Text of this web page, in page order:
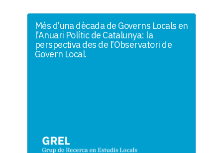
Més d’una dècada de Governs Locals en
l’Anuari Polític de Catalunya: la
perspectiva des de l’Observatori de
Govern Local.